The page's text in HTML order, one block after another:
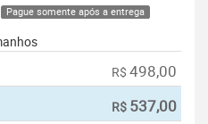
Pague somente após a entrega
R$ 498,00
R$ 537,00